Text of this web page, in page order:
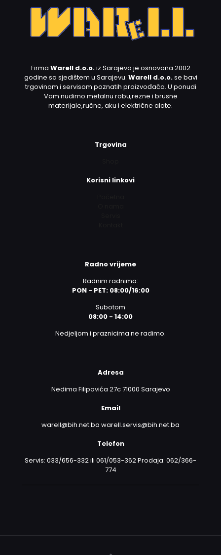
Firma Warell d.o.o.iz Sarajeva je osnovana 2002
godine sa sjedištem u Sarajevu. Warell d.o.o.se bavi
trgovinom i servisom poznatih proizvođača. U ponudi
Vam nudimo metalnu robu,rezne i brusne
materijale,ručne, aku i električne alate.
Trgovina
Korisni linkovi
Radno vrijeme
Radnim radnima:
PON - PET: 08:00/16:00
Subotom
08:00 - 14:00
Nedjeljom i praznicima ne radimo.
Adresa
Nedima Filipovića 27c 71000 Sarajevo
Email
warell@bih.net.ba warell.servis@bih.net.ba
Telefon
Servis: 033/656-332 ili 061/053-362 Prodaja: 062/366-
774